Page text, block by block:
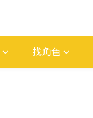
找角色